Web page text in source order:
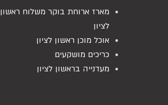
מארז ארוחת בוקר משלוח ראשון
לציון
אוכל מוכן ראשון לציון
כריכים מושקעים
מעדנייה בראשון לציון